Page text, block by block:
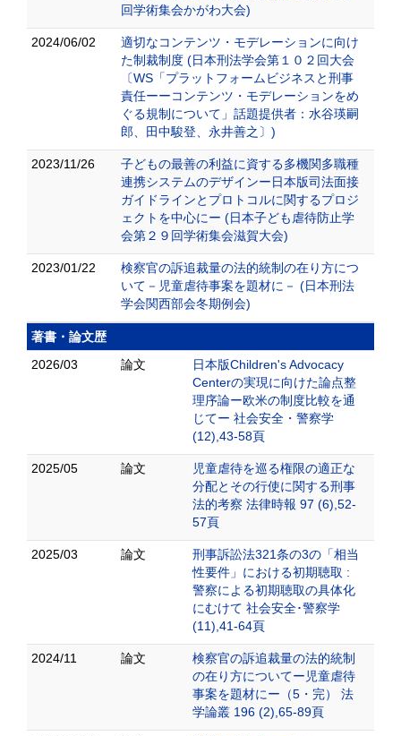
回学術集会かがわ大会)
2024/06/02
適切なコンテンツ・モデレーションに向け
た制裁制度 (日本刑法学会第１０２回大会
〔WS「プラットフォームビジネスと刑事
責任ーーコンテンツ・モデレーションをめ
ぐる規制について」話題提供者：水谷瑛嗣
郎、田中駿登、永井善之〕)
2023/11/26
子どもの最善の利益に資する多機関多職種
連携システムのデザインー日本版司法面接
ガイドラインとプロトコルに関するプロジ
ェクトを中心にー (日本子ども虐待防止学
会第２９回学術集会滋賀大会)
2023/01/22
検察官の訴追裁量の法的統制の在り方につ
いて－児童虐待事案を題材に－ (日本刑法
学会関西部会冬期例会)
著書・論文歴
2026/03
論文
日本版Children's Advocacy
Centerの実現に向けた論点整
理序論ー欧米の制度比較を通
じてー 社会安全・警察学
(12),43-58頁
2025/05 論文
児童虐待を巡る権限の適正な
分配とその行使に関する刑事
法的考察 法律時報 97 (6),52-
57頁
2025/03 論文
刑事訴訟法321条の3の「相当
性要件」における初期聴取 :
警察による初期聴取の具体化
にむけて 社会安全･警察学
(11),41-64頁
2024/11 論文
検察官の訴追裁量の法的統制
の在り方についてー児童虐待
事案を題材にー（5・完） 法
学論叢 196 (2),65-89頁